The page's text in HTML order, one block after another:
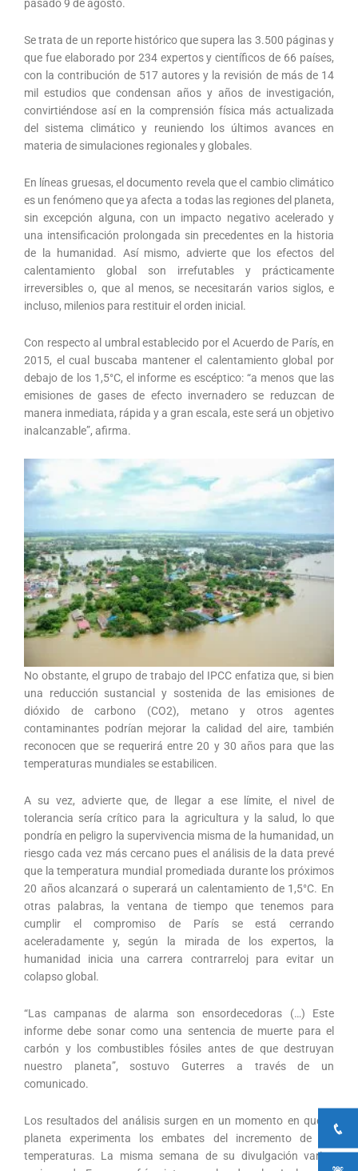
pasado 9 de agosto.
Se trata de un reporte histórico que supera las 3.500 páginas y
que fue elaborado por 234 expertos y científicos de 66 países,
con la contribución de 517 autores y la revisión de más de 14
mil estudios que condensan años y años de investigación,
convirtiéndose así en la comprensión física más actualizada
del sistema climático y reuniendo los últimos avances en
materia de simulaciones regionales y globales.
En líneas gruesas, el documento revela que el cambio climático
es un fenómeno que ya afecta a todas las regiones del planeta,
sin excepción alguna, con un impacto negativo acelerado y
una intensificación prolongada sin precedentes en la historia
de la humanidad. Así mismo, advierte que los efectos del
calentamiento global son irrefutables y prácticamente
irreversibles o, que al menos, se necesitarán varios siglos, e
incluso, milenios para restituir el orden inicial.
Con respecto al umbral establecido por el Acuerdo de París, en
2015, el cual buscaba mantener el calentamiento global por
debajo de los 1,5°C, el informe es escéptico: “a menos que las
emisiones de gases de efecto invernadero se reduzcan de
manera inmediata, rápida y a gran escala, este será un objetivo
inalcanzable”, afirma.
No obstante, el grupo de trabajo del IPCC enfatiza que, si bien
una reducción sustancial y sostenida de las emisiones de
dióxido de carbono (CO2), metano y otros agentes
contaminantes podrían mejorar la calidad del aire, también
reconocen que se requerirá entre 20 y 30 años para que las
temperaturas mundiales se estabilicen.
A su vez, advierte que, de llegar a ese límite, el nivel de
tolerancia sería crítico para la agricultura y la salud, lo que
pondría en peligro la supervivencia misma de la humanidad, un
riesgo cada vez más cercano pues el análisis de la data prevé
que la temperatura mundial promediada durante los próximos
20 años alcanzará o superará un calentamiento de 1,5°C. En
otras palabras, la ventana de tiempo que tenemos para
cumplir el compromiso de París se está cerrando
aceleradamente y, según la mirada de los expertos, la
humanidad inicia una carrera contrarreloj para evitar un
colapso global.
“Las campanas de alarma son ensordecedoras (…) Este
informe debe sonar como una sentencia de muerte para el
carbón y los combustibles fósiles antes de que destruyan
nuestro planeta”, sostuvo Guterres a través de un
comunicado.
Los resultados del análisis surgen en un momento en que el
planeta experimenta los embates del incremento de las
temperaturas. La misma semana de su divulgación varias